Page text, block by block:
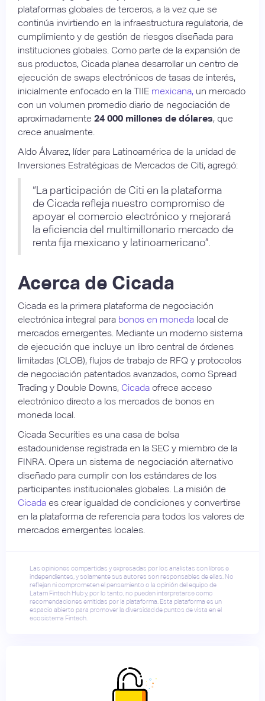
plataformas globales de terceros, a la vez que se
continúa invirtiendo en la infraestructura regulatoria, de
cumplimiento y de gestión de riesgos diseñada para
instituciones globales. Como parte de la expansión de
sus productos, Cicada planea desarrollar un centro de
ejecución de swaps electrónicos de tasas de interés,
inicialmente enfocado en la TIIE mexicana, un mercado
con un volumen promedio diario de negociación de
aproximadamente 24 000 millones de dólares, que
crece anualmente.
Aldo Álvarez, líder para Latinoamérica de la unidad de
Inversiones Estratégicas de Mercados de Citi, agregó:
“La participación de Citi en la plataforma
de Cicada refleja nuestro compromiso de
apoyar el comercio electrónico y mejorará
la eficiencia del multimillonario mercado de
renta fija mexicano y latinoamericano”.
Acerca de Cicada
Cicada es la primera plataforma de negociación
electrónica integral para bonos en moneda local de
mercados emergentes. Mediante un moderno sistema
de ejecución que incluye un libro central de órdenes
limitadas (CLOB), flujos de trabajo de RFQ y protocolos
de negociación patentados avanzados, como Spread
Trading y Double Downs, Cicada ofrece acceso
electrónico directo a los mercados de bonos en
moneda local.
Cicada Securities es una casa de bolsa
estadounidense registrada en la SEC y miembro de la
FINRA. Opera un sistema de negociación alternativo
diseñado para cumplir con los estándares de los
participantes institucionales globales. La misión de
Cicada es crear igualdad de condiciones y convertirse
en la plataforma de referencia para todos los valores de
mercados emergentes locales.
Las opiniones compartidas y expresadas por los analistas son libres e
independientes, y solamente sus autores son responsables de ellas. No
reflejan ni comprometen el pensamiento o la opinión del equipo de
Latam Fintech Hub y, por lo tanto, no pueden interpretarse como
recomendaciones emitidas por la plataforma. Esta plataforma es un
espacio abierto para promover la diversidad de puntos de vista en el
ecosistema Fintech.